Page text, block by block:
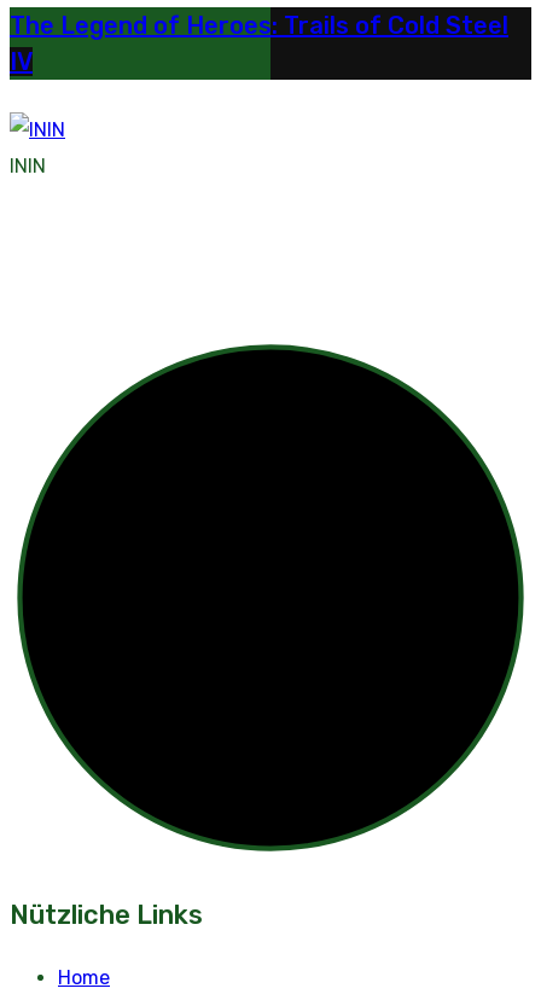
The Legend of Heroes: Trails of Cold Steel
IV
ININ
Nützliche Links
Home